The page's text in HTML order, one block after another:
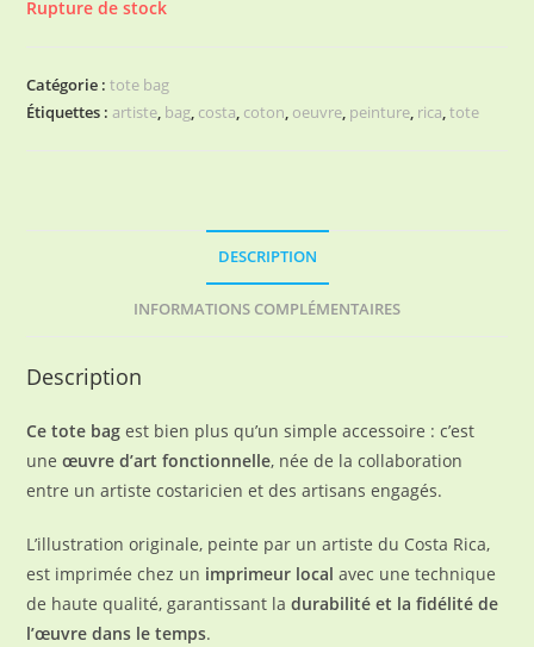
Rupture de stock
Catégorie :tote bag
Étiquettes :artiste, bag, costa, coton, oeuvre, peinture, rica,tote
DESCRIPTION
INFORMATIONS COMPLÉMENTAIRES
Description
Ce tote bag est bien plus qu’un simple accessoire : c’est
uneœuvre d’art fonctionnelle, née de la collaboration
entre un artiste costaricien et des artisans engagés.
L’illustration originale, peinte par un artiste du Costa Rica,
est imprimée chez un imprimeur local avec une technique
de haute qualité, garantissant ladurabilité et la fidélité de
l’œuvre dans le temps.